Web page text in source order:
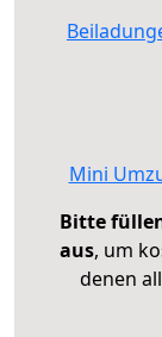
Mini
Bitte
aus, um
denen